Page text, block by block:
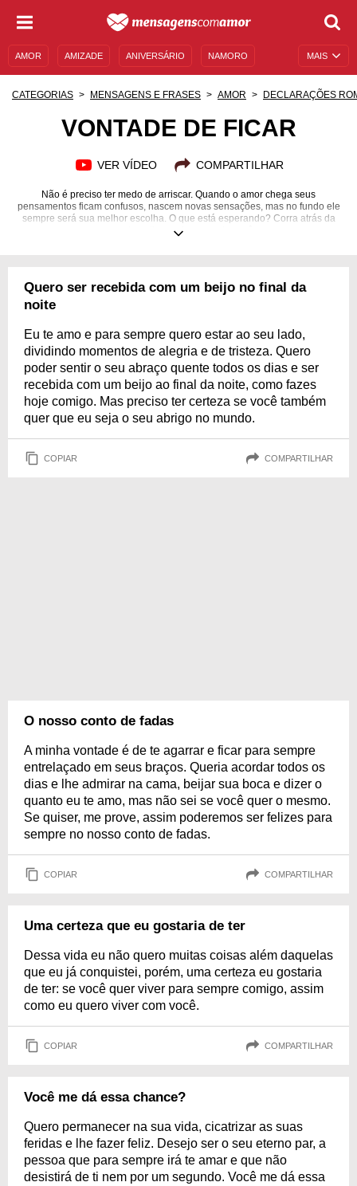
MAIS
AMOR AMIZADE ANIVERSÁRIO NAMORO
CATEGORIAS MENSAGENS E FRASES AMOR DECLARAÇÕES
VONTADE DE FICAR
VER VÍDEO COMPARTILHAR
Não é preciso ter medo de arriscar. Quando o amor chega seus
pensamentos ficam confusos, nascem novas sensações, mas no fundo ele
sempre será sua melhor escolha. O que está esperando? Corra atrás da
pessoa amada e diga a ela o quanto você a quer.
Quero ser recebida com um beijo no final da
noite
Eu te amo e para sempre quero estar ao seu lado,
dividindo momentos de alegria e de tristeza. Quero
poder sentir o seu abraço quente todos os dias e ser
recebida com um beijo ao final da noite, como fazes
hoje comigo. Mas preciso ter certeza se você também
quer que eu seja o seu abrigo no mundo.
COPIAR COMPARTILHAR
O nosso conto de fadas
A minha vontade é de te agarrar e ficar para sempre
entrelaçado em seus braços. Queria acordar todos os
dias e lhe admirar na cama, beijar sua boca e dizer o
quanto eu te amo, mas não sei se você quer o mesmo.
Se quiser, me prove, assim poderemos ser felizes para
sempre no nosso conto de fadas.
COPIAR COMPARTILHAR
Uma certeza que eu gostaria de ter
Dessa vida eu não quero muitas coisas além daquelas
que eu já conquistei, porém, uma certeza eu gostaria
de ter: se você quer viver para sempre comigo, assim
como eu quero viver com você.
COPIAR COMPARTILHAR
Você me dá essa chance?
Quero permanecer na sua vida, cicatrizar as suas
feridas e lhe fazer feliz. Desejo ser o seu eterno par, a
pessoa que para sempre irá te amar e que não
desistirá de ti nem por um segundo. Você me dá essa